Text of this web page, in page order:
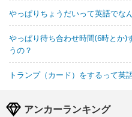
やっぱりちょうだいって英語でな
やっぱり待ち合わせ時間(6時とか
うの？
トランプ（カード）をするって英
アンカーランキング